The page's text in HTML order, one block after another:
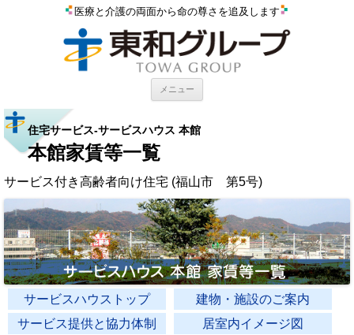
医療と介護の両面から命の尊さを追及します
メニュー
住宅サービス-サービスハウス 本館
本館家賃等一覧
サービス付き高齢者向け住宅 (福山市 第5号)
サービスハウストップ
建物・施設のご案内
サービス提供と協力体制
居室内イメージ図